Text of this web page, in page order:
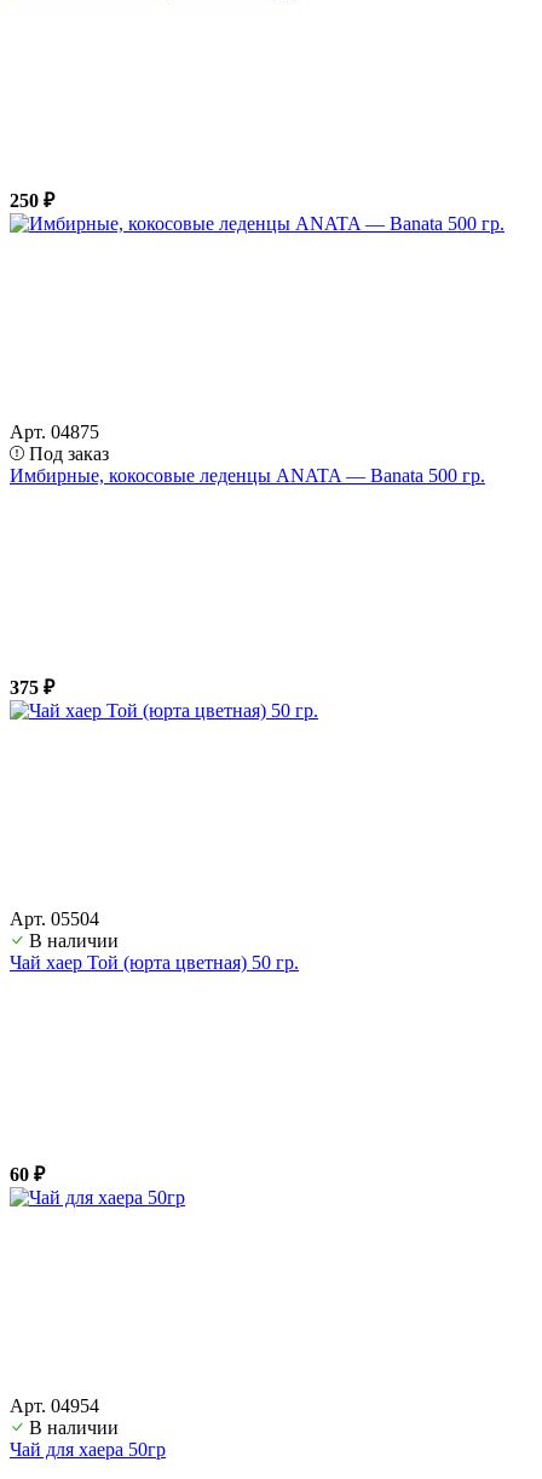
250 ₽
Арт. 04875
Под заказ
Имбирные, кокосовые леденцы ANATA — Banata 500 гр.
375 ₽
Арт. 05504
В наличии
Чай хаер Той (юрта цветная) 50 гр.
60 ₽
Арт. 04954
В наличии
Чай для хаера 50гр